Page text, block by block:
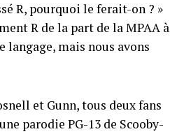
R, pourquoi le ferait-on ? »
R de la part de la MPAA à
langage, mais nous avons
et Gunn, tous deux fans
parodie PG-13 de Scooby-